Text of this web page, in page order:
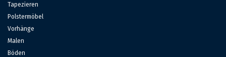
Tapezieren
Polstermöbel
Vorhänge
Malen
Böden